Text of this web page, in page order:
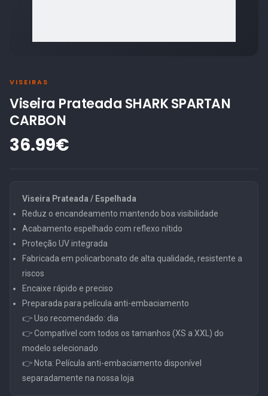
VISEIRAS
Viseira Prateada SHARK SPARTAN
CARBON
36.99€
Viseira Prateada / Espelhada
Reduz o encandeamento mantendo boa visibilidade
Acabamento espelhado com reflexo nítido
Proteção UV integrada
Fabricada em policarbonato de alta qualidade, resistente a
riscos
Encaixe rápido e preciso
Preparada para película anti-embaciamento
👉 Uso recomendado: dia
👉 Compatível com todos os tamanhos (XS a XXL) do
modelo selecionado
👉 Nota: Película anti-embaciamento disponível
separadamente na nossa loja